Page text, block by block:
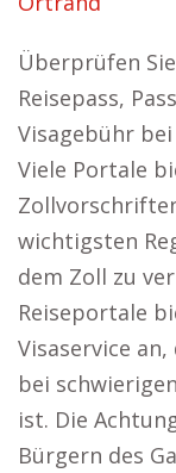
Überprüfen
Reisepass,
Visagebühr
Viele Portale
wichtigsten
dem Zoll zu
Reiseportale
Visaservice
bei
ist. Die
Bürgern des